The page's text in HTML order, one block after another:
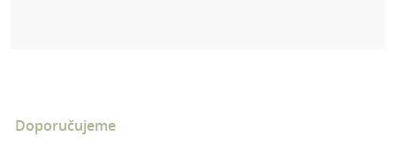
Doporučujeme